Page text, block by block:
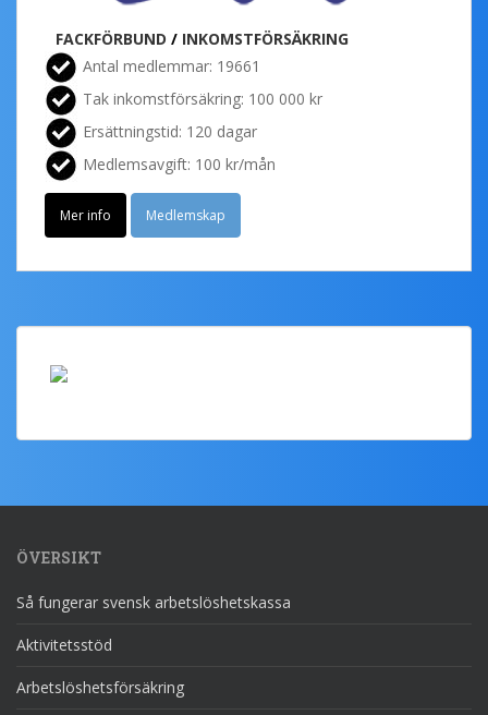
FACKFÖRBUND / INKOMSTFÖRSÄKRING
Antal medlemmar: 19661
Tak inkomstförsäkring: 100 000 kr
Ersättningstid: 120 dagar
Medlemsavgift: 100 kr/mån
Mer info Medlemskap
ÖVERSIKT
Så fungerar svensk arbetslöshetskassa
Aktivitetsstöd
Arbetslöshetsförsäkring